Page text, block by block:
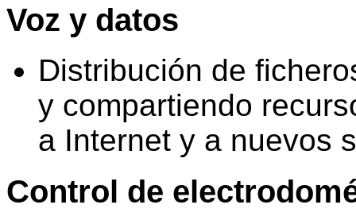
Voz y datos
Distribución de
y compartiendo
a Internet y a nuevos
Control de